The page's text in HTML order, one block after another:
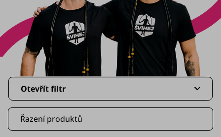
Slavíme
let
Švihej
portál
Náš
příběh
Blog
Švihopis
Řazení produktů
Otevřít filtr
V
ý
p
i